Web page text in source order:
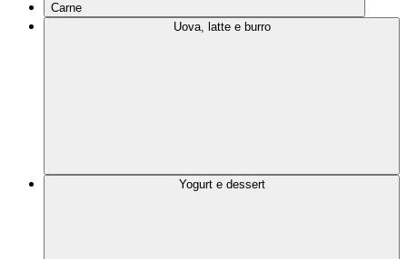
Carne
Uova, latte e burro
Yogurt e dessert